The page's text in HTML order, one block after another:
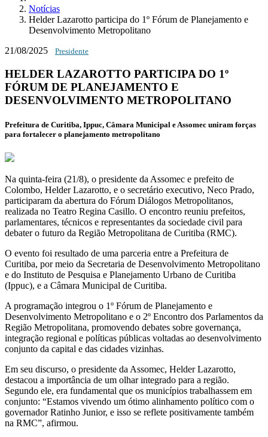
Notícias
Helder Lazarotto participa do 1º Fórum de Planejamento e
Desenvolvimento Metropolitano
21/08/2025 Presidente
HELDER LAZAROTTO PARTICIPA DO 1º
FÓRUM DE PLANEJAMENTO E
DESENVOLVIMENTO METROPOLITANO
Prefeitura de Curitiba, Ippuc, Câmara Municipal e Assomec uniram forças
para fortalecer o planejamento metropolitano
Na quinta-feira (21/8), o presidente da Assomec e prefeito de
Colombo, Helder Lazarotto, e o secretário executivo, Neco Prado,
participaram da abertura do Fórum Diálogos Metropolitanos,
realizada no Teatro Regina Casillo. O encontro reuniu prefeitos,
parlamentares, técnicos e representantes da sociedade civil para
debater o futuro da Região Metropolitana de Curitiba (RMC).
O evento foi resultado de uma parceria entre a Prefeitura de
Curitiba, por meio da Secretaria de Desenvolvimento Metropolitano
e do Instituto de Pesquisa e Planejamento Urbano de Curitiba
(Ippuc), e a Câmara Municipal de Curitiba.
A programação integrou o 1º Fórum de Planejamento e
Desenvolvimento Metropolitano e o 2º Encontro dos Parlamentos da
Região Metropolitana, promovendo debates sobre governança,
integração regional e políticas públicas voltadas ao desenvolvimento
conjunto da capital e das cidades vizinhas.
Em seu discurso, o presidente da Assomec, Helder Lazarotto,
destacou a importância de um olhar integrado para a região.
Segundo ele, era fundamental que os municípios trabalhassem em
conjunto: “Estamos vivendo um ótimo alinhamento político com o
governador Ratinho Junior, e isso se reflete positivamente também
na RMC”, afirmou.